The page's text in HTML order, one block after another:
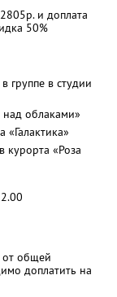
и доплата
50%
группе в студии
облаками»
«Галактика»
курорта «Роза
от общей
доплатить на